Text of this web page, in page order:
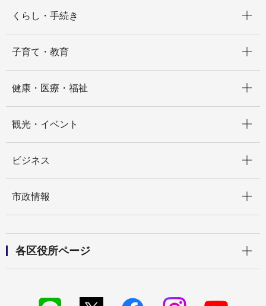
くらし・手続き
子育て・教育
健康・医療・福祉
観光・イベント
ビジネス
市政情報
各区役所ページ